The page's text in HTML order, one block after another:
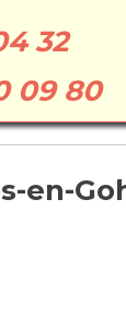
32
09 80
en-